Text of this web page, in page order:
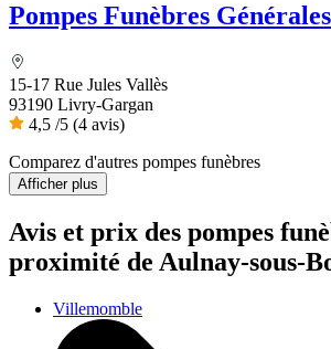
Pompes Funèbres Générales
15-17 Rue Jules Vallès
93190 Livry-Gargan
4,5 /5 (4 avis)
Comparez d'autres pompes funèbres
Afficher plus
Avis et prix des pompes
proximité de Aulnay-sous-
Villemomble